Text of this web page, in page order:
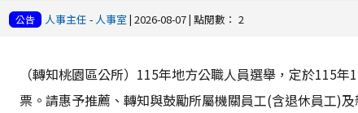
公告 人事主任 - 人事室 | 2026-08-07 | 點閱數： 2
（轉知桃園區公所）115年地方公職人員選舉，定於115
票。請惠予推薦、轉知與鼓勵所屬機關員工(含退休員工)